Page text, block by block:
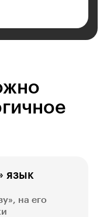
язык
на его